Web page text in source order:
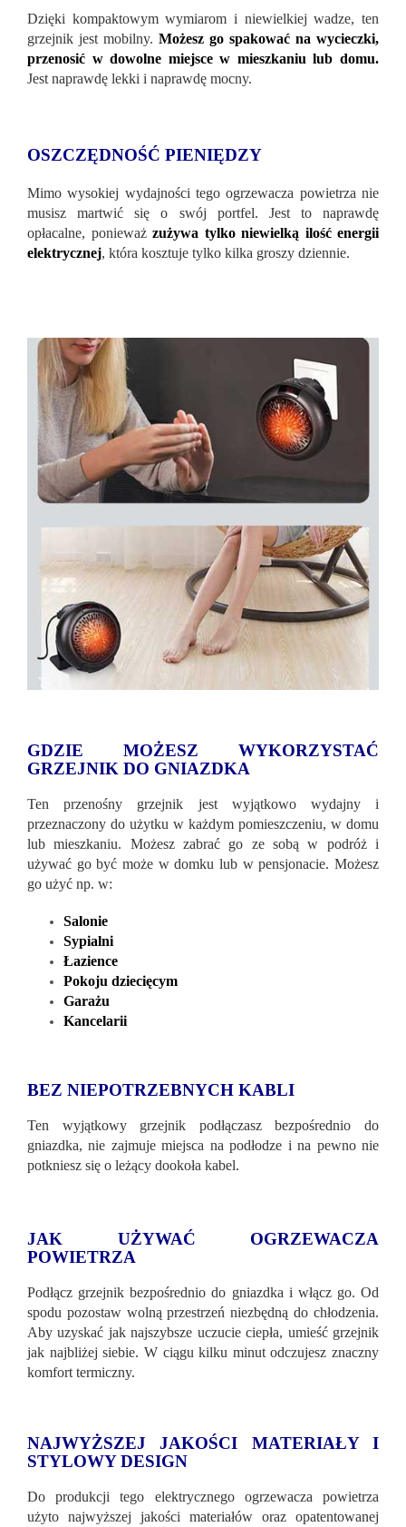
Dzięki kompaktowym wymiarom i niewielkiej wadze, ten
grzejnik jest mobilny. Możesz go spakować na wycieczki,
przenosić w dowolne miejsce w mieszkaniu lub domu.
Jest naprawdę lekki i naprawdę mocny.
OSZCZĘDNOŚĆ PIENIĘDZY
Mimo wysokiej wydajności tego ogrzewacza powietrza nie
musisz martwić się o swój portfel. Jest to naprawdę
opłacalne, ponieważ zużywa tylko niewielką ilość energii
elektrycznej, która kosztuje tylko kilka groszy dziennie.
GDZIE MOŻESZ WYKORZYSTAĆ
GRZEJNIK DO GNIAZDKA
Ten przenośny grzejnik jest wyjątkowo wydajny i
przeznaczony do użytku w każdym pomieszczeniu, w domu
lub mieszkaniu. Możesz zabrać go ze sobą w podróż i
używać go być może w domku lub w pensjonacie. Możesz
go użyć np. w:
Salonie
Sypialni
Łazience
Pokoju dziecięcym
Garażu
Kancelarii
BEZ NIEPOTRZEBNYCH KABLI
Ten wyjątkowy grzejnik podłączasz bezpośrednio do
gniazdka, nie zajmuje miejsca na podłodze i na pewno nie
potkniesz się o leżący dookoła kabel.
JAK UŻYWAĆ OGRZEWACZA
POWIETRZA
Podłącz grzejnik bezpośrednio do gniazdka i włącz go. Od
spodu pozostaw wolną przestrzeń niezbędną do chłodzenia.
Aby uzyskać jak najszybsze uczucie ciepła, umieść grzejnik
jak najbliżej siebie. W ciągu kilku minut odczujesz znaczny
komfort termiczny.
NAJWYŻSZEJ JAKOŚCI MATERIAŁY I
STYLOWY DESIGN
Do produkcji tego elektrycznego ogrzewacza powietrza
użyto najwyższej jakości materiałów oraz opatentowanej